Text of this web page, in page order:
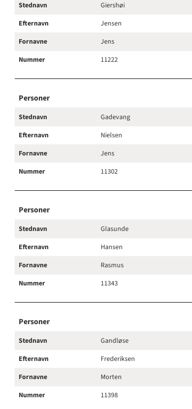
Stednavn
Giershøi
Efternavn
Jensen
Fornavne
Jens
Nummer
11222
Personer
Stednavn
Gadevang
Efternavn
Nielsen
Fornavne
Jens
Nummer
11302
Personer
Stednavn
Glasunde
Efternavn
Hansen
Fornavne
Rasmus
Nummer
11343
Personer
Stednavn
Gandløse
Efternavn
Frederiksen
Fornavne
Morten
Nummer
11398